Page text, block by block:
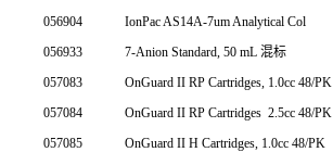
056904
IonPac AS14A-7um Analytical Col
056933
7-Anion Standard, 50 mL 混标
057083
OnGuard II RP Cartridges, 1.0cc 48/PK
057084
OnGuard II RP Cartridges 2.5cc 48/PK
057085
OnGuard II H Cartridges, 1.0cc 48/PK